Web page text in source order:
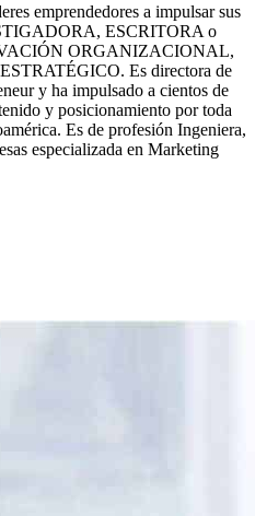
emprendedores a impulsar sus
ESCRITORA o
ORGANIZACIONAL,
Es directora de
y ha impulsado a cientos de
y posicionamiento por toda
Es de profesión Ingeniera,
especializada en Marketing